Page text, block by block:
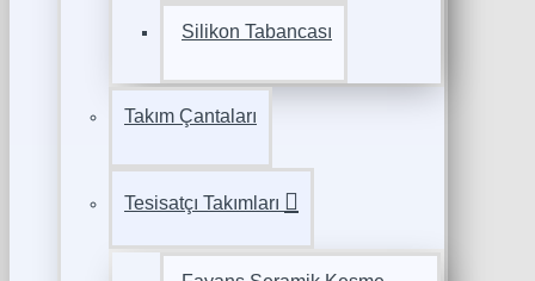
Silikon Tabancası
Takım Çantaları
Tesisatçı Takımları